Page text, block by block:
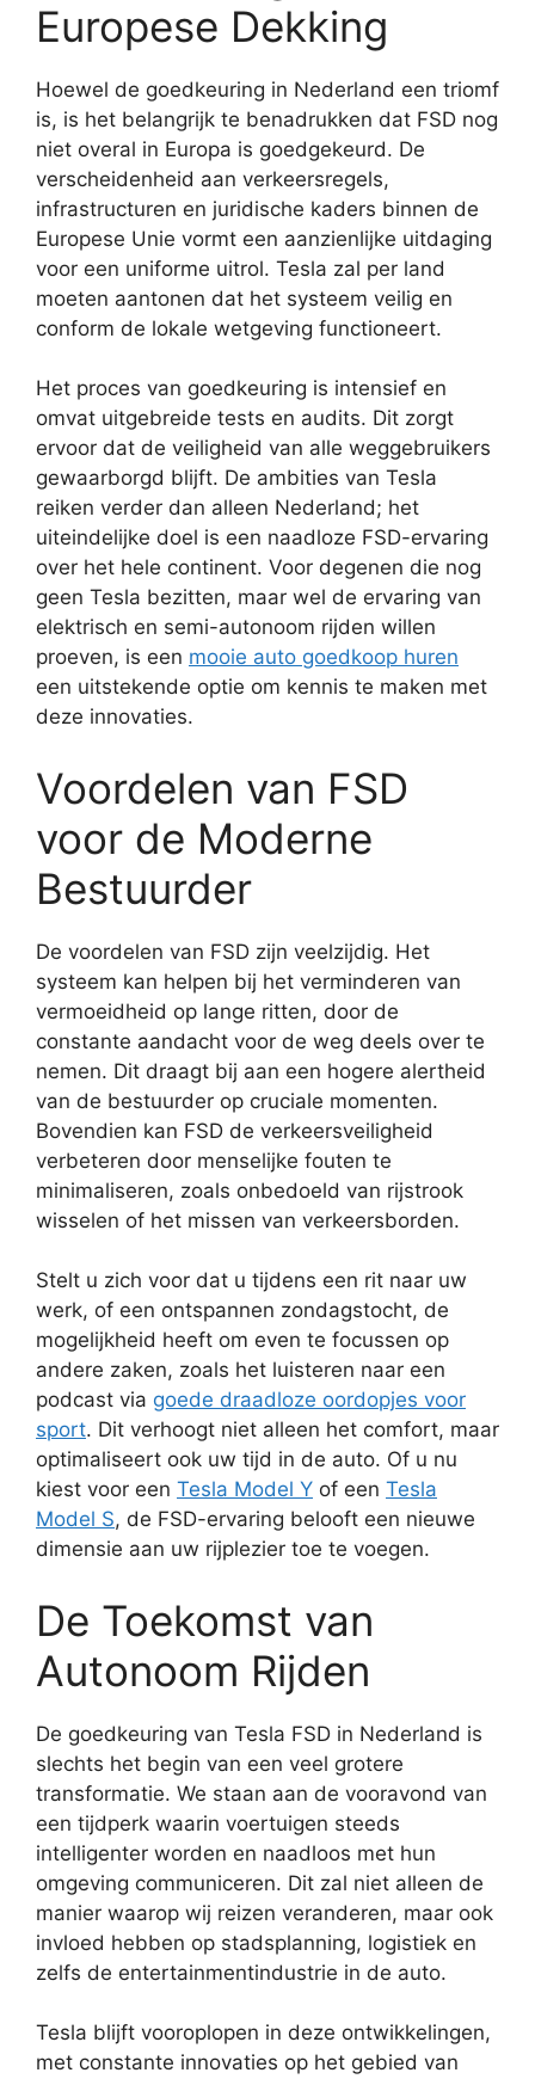
Europese Dekking
Hoewel de goedkeuring in Nederland een triomf
is, is het belangrijk te benadrukken dat FSD nog
niet overal in Europa is goedgekeurd. De
verscheidenheid aan verkeersregels,
infrastructuren en juridische kaders binnen de
Europese Unie vormt een aanzienlijke uitdaging
voor een uniforme uitrol. Tesla zal per land
moeten aantonen dat het systeem veilig en
conform de lokale wetgeving functioneert.
Het proces van goedkeuring is intensief en
omvat uitgebreide tests en audits. Dit zorgt
ervoor dat de veiligheid van alle weggebruikers
gewaarborgd blijft. De ambities van Tesla
reiken verder dan alleen Nederland; het
uiteindelijke doel is een naadloze FSD-ervaring
over het hele continent. Voor degenen die nog
geen Tesla bezitten, maar wel de ervaring van
elektrisch en semi-autonoom rijden willen
proeven, is een mooie auto goedkoop huren
een uitstekende optie om kennis te maken met
deze innovaties.
Voordelen van FSD
voor de Moderne
Bestuurder
De voordelen van FSD zijn veelzijdig. Het
systeem kan helpen bij het verminderen van
vermoeidheid op lange ritten, door de
constante aandacht voor de weg deels over te
nemen. Dit draagt bij aan een hogere alertheid
van de bestuurder op cruciale momenten.
Bovendien kan FSD de verkeersveiligheid
verbeteren door menselijke fouten te
minimaliseren, zoals onbedoeld van rijstrook
wisselen of het missen van verkeersborden.
Stelt u zich voor dat u tijdens een rit naar uw
werk, of een ontspannen zondagstocht, de
mogelijkheid heeft om even te focussen op
andere zaken, zoals het luisteren naar een
podcast via goede draadloze oordopjes voor
sport. Dit verhoogt niet alleen het comfort, maar
optimaliseert ook uw tijd in de auto. Of u nu
kiest voor een Tesla Model Y of een Tesla
Model S, de FSD-ervaring belooft een nieuwe
dimensie aan uw rijplezier toe te voegen.
De Toekomst van
Autonoom Rijden
De goedkeuring van Tesla FSD in Nederland is
slechts het begin van een veel grotere
transformatie. We staan aan de vooravond van
een tijdperk waarin voertuigen steeds
intelligenter worden en naadloos met hun
omgeving communiceren. Dit zal niet alleen de
manier waarop wij reizen veranderen, maar ook
invloed hebben op stadsplanning, logistiek en
zelfs de entertainmentindustrie in de auto.
Tesla blijft vooroplopen in deze ontwikkelingen,
met constante innovaties op het gebied van